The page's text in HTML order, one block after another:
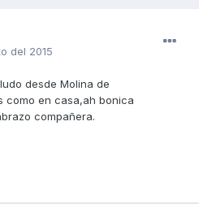
del 2015
desde Molina de
como en casa,ah bonica
compañera.